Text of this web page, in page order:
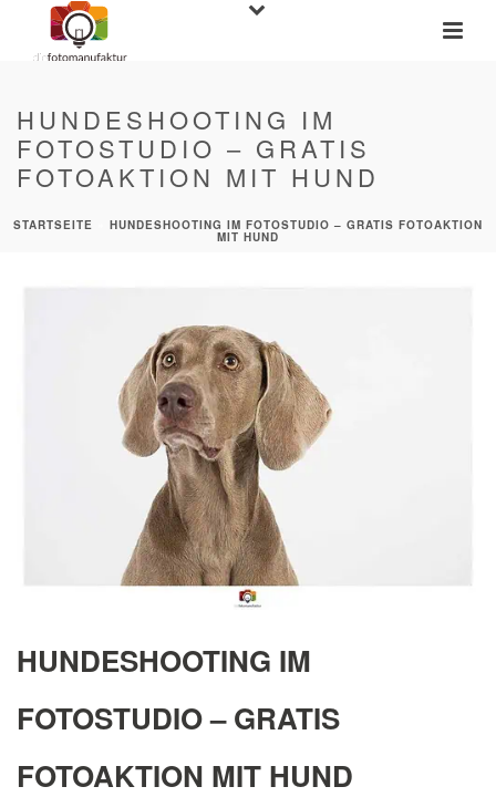
HUNDESHOOTING IM
FOTOSTUDIO – GRATIS
FOTOAKTION MIT HUND
STARTSEITE HUNDESHOOTING IM FOTOSTUDIO – GRATIS FOTOAKTION
MIT HUND
HUNDESHOOTING IM
FOTOSTUDIO – GRATIS
FOTOAKTION MIT HUND